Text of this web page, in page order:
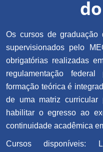
Os cursos de graduação
supervisionados pelo
obrigatórias realizadas
regulamentação
formação teórica é
de uma matriz curricular
habilitar o egresso ao
continuidade acadêmica
Cursos disponíveis: